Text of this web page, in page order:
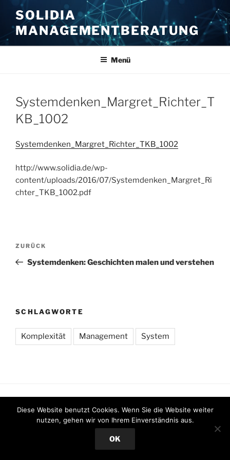
Inhalt
springen
SOLIDIA
MANAGEMENTBERATUNG
Menü
Systemdenken_Margret_Richter_T
KB_1002
Systemdenken_Margret_Richter_TKB_1002
http://www.solidia.de/wp-
content/uploads/2016/07/Systemdenken_Margret_Ri
chter_TKB_1002.pdf
Beitragsnavigation
Vorheriger
Beitrag
ZURÜCK
Systemdenken: Geschichten malen und verstehen
SCHLAGWORTE
Komplexität Management System
Datenschutzerklärung Stolz präsentiert von WordPress
Diese Website benutzt Cookies. Wenn Sie die Website weiter
nutzen, gehen wir von Ihrem Einverständnis aus.
OK